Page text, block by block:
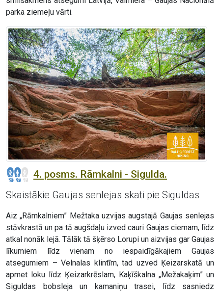
parka ziemeļu vārti.
4. posms. Rāmkalni - Sigulda.
Skaistākie Gaujas senlejas skati pie Siguldas
Aiz „Rāmkalniem” Mežtaka uzvijas augstajā Gaujas senlejas
stāvkrastā un pa tā augšdaļu izved cauri Gaujas ciemam, līdz
atkal nonāk lejā. Tālāk tā šķērso Lorupi un aizvijas gar Gaujas
līkumiem līdz vienam no iespaidīgākajiem Gaujas
atsegumiem – Velnalas klintīm, tad uzved Ķeizarskatā un
apmet loku līdz Ķeizarkrēslam, Kaķīškalna „Mežakaķim” un
Siguldas bobsleja un kamaniņu trasei, līdz sasniedz